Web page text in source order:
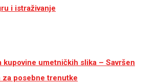
i istraživanje
kupovine umetničkih slika – Savršen
za posebne trenutke